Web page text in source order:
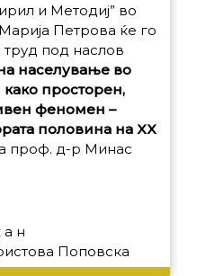
и Методиј” во
Петрова ќе го
труд под наслов
населување во
просторен,
феномен –
половина на XX
проф. д-р Минас
а н
Поповска